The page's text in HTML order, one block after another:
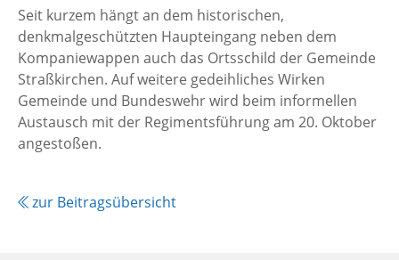
Seit kurzem hängt an dem historischen,
denkmalgeschützten Haupteingang neben dem
Kompaniewappen auch das Ortsschild der Gemeinde
Straßkirchen. Auf weitere gedeihliches Wirken
Gemeinde und Bundeswehr wird beim informellen
Austausch mit der Regimentsführung am 20. Oktober
angestoßen.
zur Beitragsübersicht